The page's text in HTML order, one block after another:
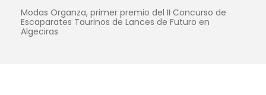
Modas Organza, primer premio del II Concurso de
Escaparates Taurinos de Lances de Futuro en
Algeciras